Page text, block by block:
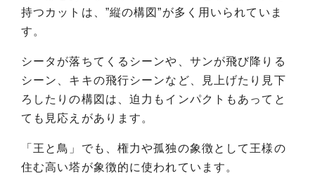
持つカットは、”縦の構図”が多く用いられていま
す。
シータが落ちてくるシーンや、サンが飛び降りる
シーン、キキの飛行シーンなど、見上げたり見下
ろしたりの構図は、迫力もインパクトもあってと
ても見応えがあります。
「王と鳥」でも、権力や孤独の象徴として王様の
住む高い塔が象徴的に使われています。